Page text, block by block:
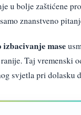
u bolje zaštićene
znanstveno
mase
Taj vremenski
svjetla pri dolasku